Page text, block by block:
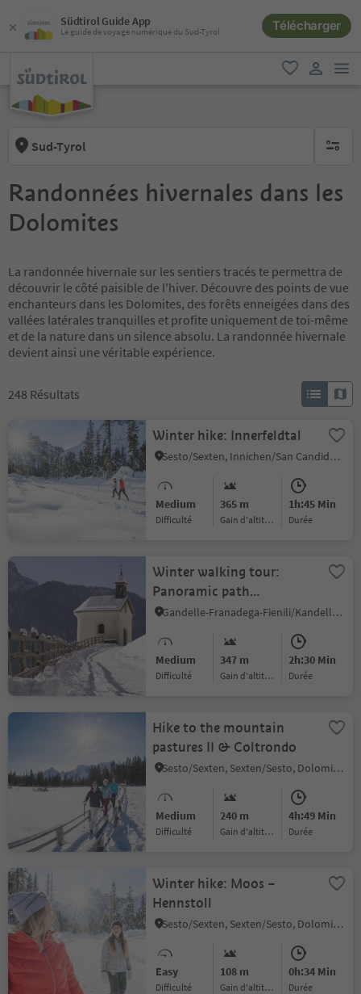
Südtirol Guide App
Le guide de voyage numérique du Sud-Tyrol Télécharger
favori
Sud-Tyrol aucun
Randonnées hivernales dans les
Dolomites
La randonnée hivernale sur les sentiers tracés te permettra de
découvrir le côté paisible de l'hiver. Découvre des points de vue
enchanteurs dans les Dolomites, des forêts enneigées dans des
vallées latérales tranquilles et profite uniquement de toi-même
et de la nature dans un silence absolu. La randonnée hivernale
devient ainsi une véritable expérience.
248 Résultats
Winter hike: Innerfeldtal
Sesto/Sexten, Innichen/San Candido, Dolomites Region 3 Zinnen
Medium
Difficulté
365 m
Gain d'altitude
1h:45 Min
durée
Winter walking tour:
Panoramic path
Kandellen/Gandelle
Gandelle-Franadega-Fienili/Kandellen-Frondeigen-Stadlern, Toblach/Dobbiaco, Dolomites Region 3 Zinnen
Medium
Difficulté
347 m
Gain d'altitude
2h:30 Min
durée
Hike to the mountain
pastures II & Coltrondo
Sesto/Sexten, Sexten/Sesto, Dolomites Region 3 Zinnen
Medium
Difficulté
240 m
Gain d'altitude
4h:49 Min
durée
Winter hike: Moos –
Hennstoll
Sesto/Sexten, Sexten/Sesto, Dolomites Region 3 Zinnen
Easy
Difficulté
108 m
Gain d'altitude
0h:34 Min
durée